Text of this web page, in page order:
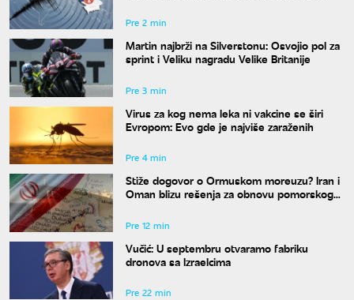
Pre 2 min
Martin najbrži na Silverstonu: Osvojio pol za
sprint i Veliku nagradu Velike Britanije
Pre 3 min
Virus za kog nema leka ni vakcine se širi
Evropom: Evo gde je najviše zaraženih
Pre 4 min
Stiže dogovor o Ormuskom moreuzu? Iran i
Oman blizu rešenja za obnovu pomorskog
Pre 12 min
Vučić: U septembru otvaramo fabriku
dronova sa Izraelcima
Pre 22 min